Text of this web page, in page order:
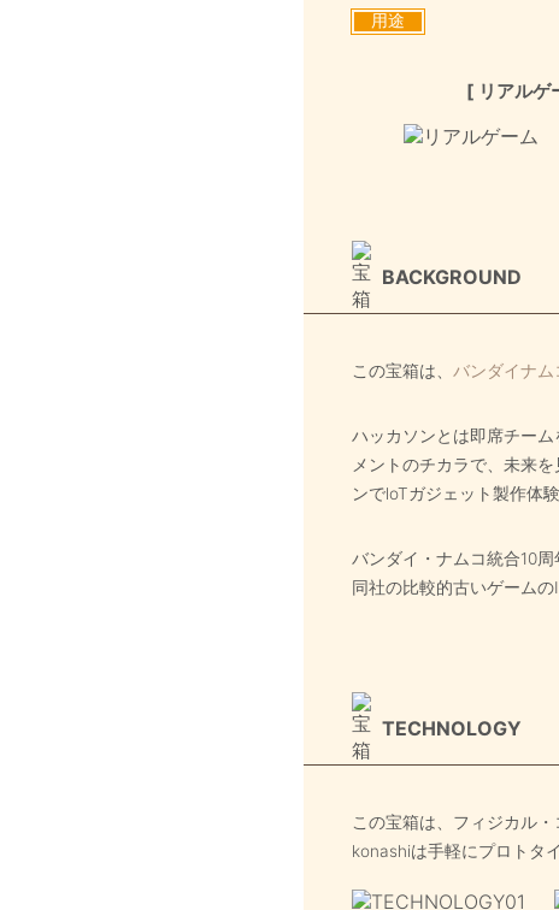
用途
[ リアルゲ
BACKGROUND
この宝箱は、 バンダイナ
ハッカソンとは即席チー
メントのチカラで、未来
ンでloTガジェット製作体
バンダイ・ナムコ統合10
同社の比較的古いゲームの
TECHNOLOGY
この宝箱は、フィジカル
konashiは手軽にプロトタ